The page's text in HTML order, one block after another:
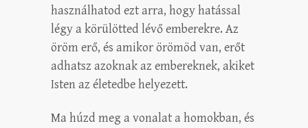
használhatod ezt arra, hogy hatással
légy a körülötted lévő emberekre. Az
öröm erő, és amikor örömöd van, erőt
adhatsz azoknak az embereknek, akiket
Isten az életedbe helyezett.
Ma húzd meg a vonalat a homokban, és